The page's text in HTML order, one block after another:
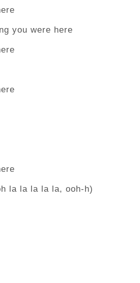
you were here
la la la la la, ooh-h)